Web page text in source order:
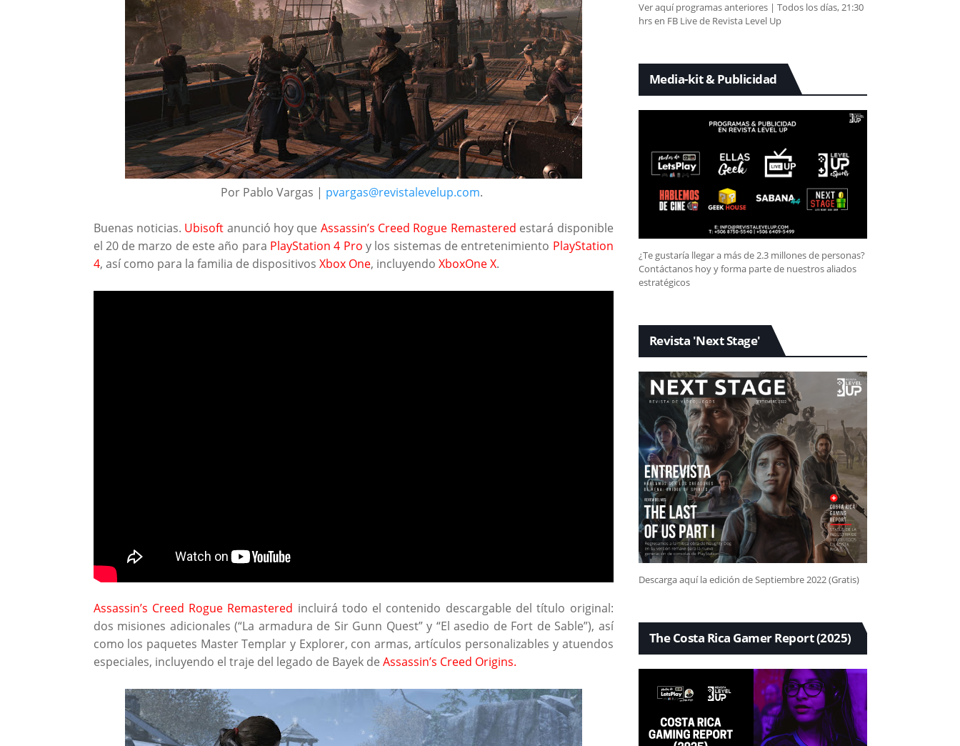
Por Pablo Vargas | pvargas@revistalevelup.com.
Buenas noticias. Ubisoft anunció hoy que Assassin’s Creed Rogue Remastered estará disponible
el 20 de marzo de este año para PlayStation 4 Pro y los sistemas de entretenimiento PlayStation
4, así como para la familia de dispositivos Xbox One, incluyendo XboxOne X.
Assassin’s Creed Rogue Remastered incluirá todo el contenido descargable del título original:
dos misiones adicionales (“La armadura de Sir Gunn Quest” y “El asedio de Fort de Sable”), así
como los paquetes Master Templar y Explorer, con armas, artículos personalizables y atuendos
especiales, incluyendo el traje del legado de Bayek de Assassin’s Creed Origins.
Ver aquí programas anteriores | Todos los días, 21:30
hrs en FB Live de Revista Level Up
Media-kit & Publicidad
¿Te gustaría llegar a más de 2.3 millones de personas?
Contáctanos hoy y forma parte de nuestros aliados
estratégicos
Revista 'Next Stage'
Descarga aquí la edición de Septiembre 2022 (Gratis)
The Costa Rica Gamer Report (2025)